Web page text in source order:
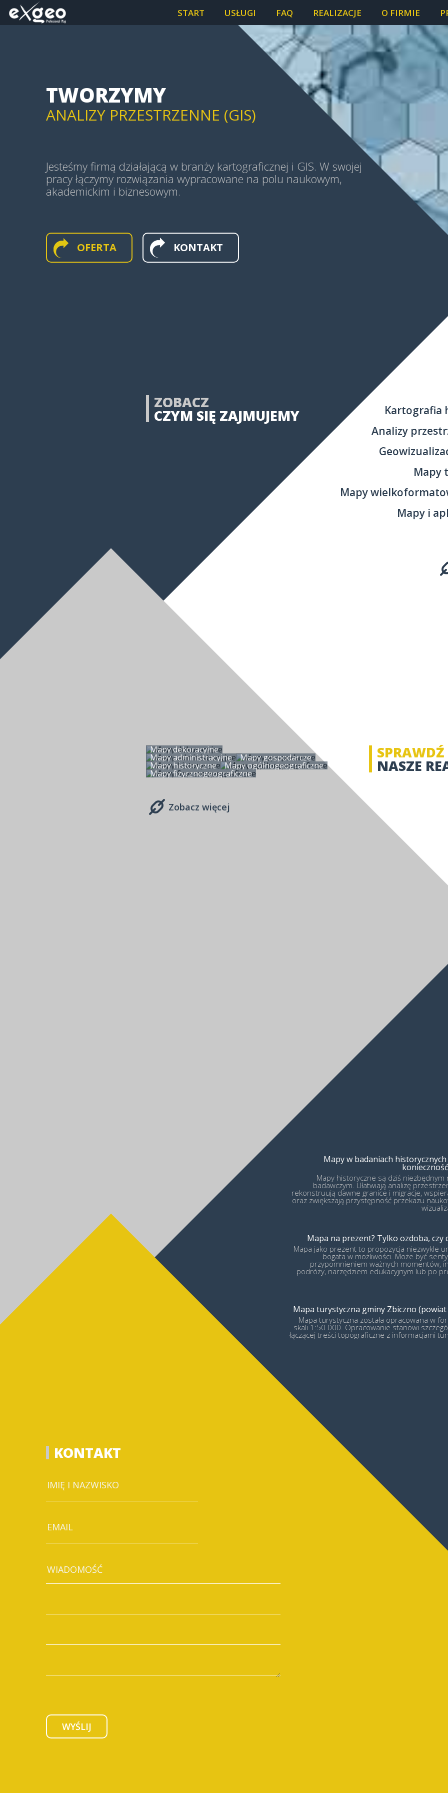
START USŁUGI FAQ REALIZACJE O FIRMIE
TWORZYMY
MAPY I APLIKACJE WEB
ANALIZY PRZESTRZENNE (GIS)
GEOWIZUALIZACJE (GEOVIS)
MAPY WIELKOFORMATOWE I
Jesteśmy firmą działającą w branży kartograficznej i GIS. W swojej
pracy łączymy rozwiązania wypracowane na polu naukowym,
akademickim i biznesowym.
OFERTA KONTAKT
ZOBACZ
CZYM SIĘ ZAJMUJEMY
Kartografia
Analizy
Mapy
Mapy
Mapy i
Mapy dekoracyjne
Mapy administracyjne Mapy gospodarcze
Mapy historyczne Mapy ogólnogeograficzne
Mapy fizycznogeograficzne
Zobacz więcej
SPRAWDŹ
NASZE
Mapy w badaniach
Mapy historyczne są dziś niezbędnym
badawczym. Ułatwiają analizę
rekonstruują dawne granice i migracje,
oraz zwiększają przystępność przekazu
Mapa na prezent? Tylko ozdoba, czy
Mapa jako prezent to propozycja niezwykle
bogata w możliwości. Może być
przypomnieniem ważnych momentów,
podróży, narzędziem edukacyjnym lub po
Mapa turystyczna gminy Zbiczno
Mapa turystyczna została opracowana w
skali 1:50 000. Opracowanie stanowi
łączącej treści topograficzne z informacjami
KONTAKT
WYŚLIJ